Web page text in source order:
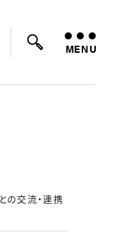
MENU
の交流・連携